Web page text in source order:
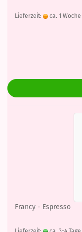
Lieferzeit: ca. 1 Woche
Francy - Espresso